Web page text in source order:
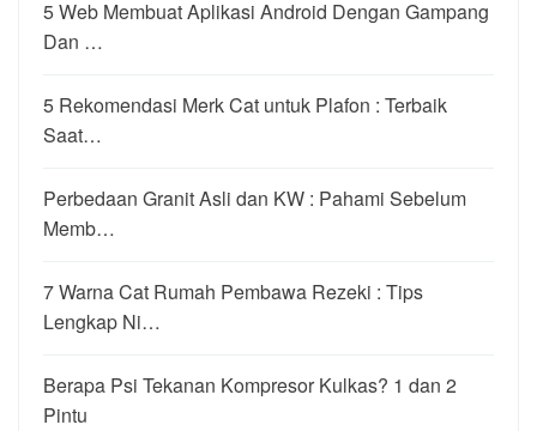
5 Web Membuat Aplikasi Android Dengan Gampang
Dan …
5 Rekomendasi Merk Cat untuk Plafon : Terbaik
Saat…
Perbedaan Granit Asli dan KW : Pahami Sebelum
Memb…
7 Warna Cat Rumah Pembawa Rezeki : Tips
Lengkap Ni…
Berapa Psi Tekanan Kompresor Kulkas? 1 dan 2
Pintu